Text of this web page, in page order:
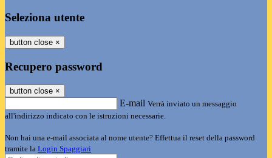
Seleziona utente
button close ×
Recupero password
button close ×
E-mail Verrà inviato un messaggio
all'indirizzo indicato con le istruzioni necessarie.
Non hai una e-mail associata al nome utente? Effettua il reset della password
tramite la Login Spaggiari